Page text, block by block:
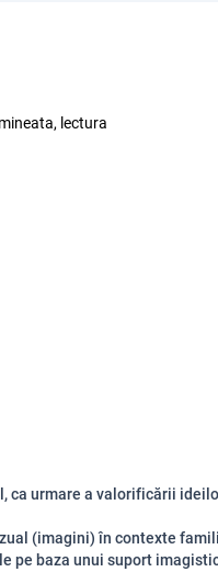
lectura
ca urmare a valorificării
(imagini) în contexte
pe baza unui suport